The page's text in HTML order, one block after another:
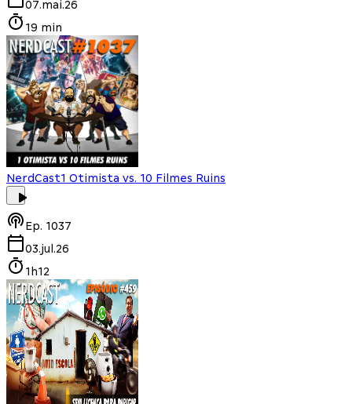
07.mai.26
19 min
NerdCast1 Otimista vs. 10 Filmes Ruins
Ep. 1037
03.jul.26
1h12